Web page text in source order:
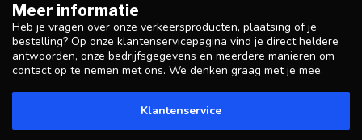
Meer informatie
Heb je vragen over onze verkeersproducten, plaatsing of je
bestelling? Op onze klantenservicepagina vind je direct heldere
antwoorden, onze bedrijfsgegevens en meerdere manieren om
contact op te nemen met ons. We denken graag met je mee.
Klantenservice